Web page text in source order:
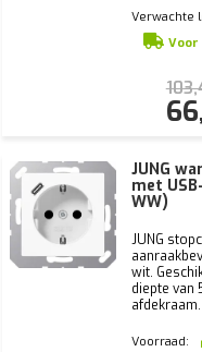
Verwachte
Voor
JUNG
met
WW)
JUNG
wit.
diepte van
afdekraam.
Voorraad: